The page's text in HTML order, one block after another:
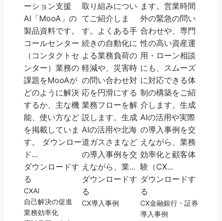
ーション支援
AI「MooA」の
製品資料です。
コールセンター
（コンタクトセ
ンター）業務の
課題をMooAが
どのように解決
するか、主な機
能、使い方など
を掲載していま
す。 ダウンロー
ド...
ダウンロードす
る
CXAI
自己解決の促進
業務効率化
取り組みについ
てご紹介しま
す。よくある手
続きの自動化に
よる業務負荷の
軽減や、災害時
の問い合わせ対
応を円滑にする
業務フローを解
説します。生成
AIの活用や北海
道ガスさまなど
の導入事例を交
えながら、業...
ダウンロードす
る
CX導入事例
ます。営業時間
外の緊急の問い
合わせや、専門
性の高い資産運
用・ローン相談
にも、スムーズ
に対応できる体
制の構築をご紹
介します。生成
AIの活用や実際
の導入事例を交
えながら、業務
効率化と顧客体
験（CX...
ダウンロードす
る
CX金融銀行・証券
導入事例